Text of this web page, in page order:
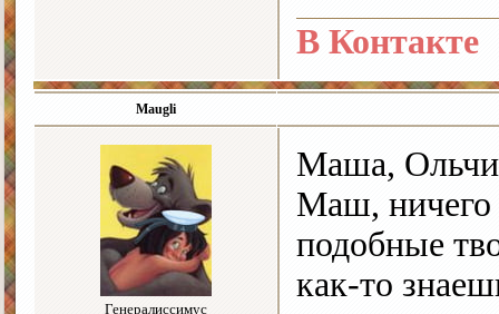
В Контакте
Maugli
Генералиссимус
Маша,
Маш, ничего
подобные
как-то